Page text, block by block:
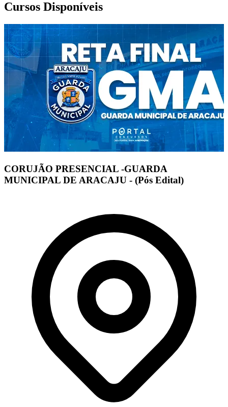
Cursos Disponíveis
CORUJÃO PRESENCIAL -GUARDA
MUNICIPAL DE ARACAJU - (Pós Edital)